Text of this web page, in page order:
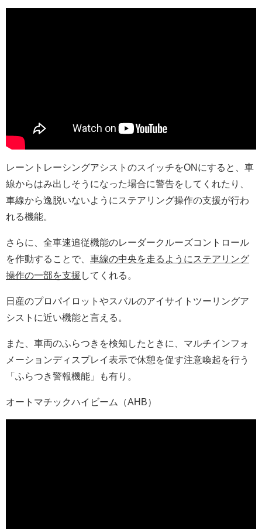
レーントレーシングアシストのスイッチをONにすると、車
線からはみ出しそうになった場合に警告をしてくれたり、
車線から逸脱いないようにステアリング操作の支援が行わ
れる機能。
さらに、全車速追従機能のレーダークルーズコントロール
を作動することで、 車線の中央を走るようにステアリング
操作の一部を支援 してくれる。
日産のプロパイロットやスバルのアイサイトツーリングア
シストに近い機能と言える。
また、車両のふらつきを検知したときに、マルチインフォ
メーションディスプレイ表示で休憩を促す注意喚起を行う
「ふらつき警報機能」も有り。
オートマチックハイビーム（AHB）